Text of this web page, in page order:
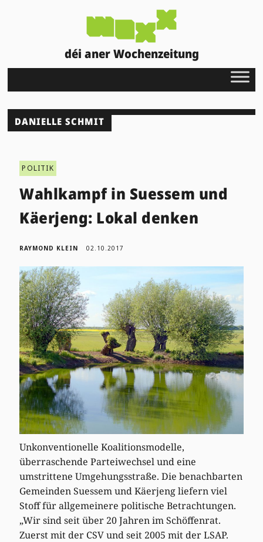
déi aner Wochenzeitung
DANIELLE SCHMIT
POLITIK
Wahlkampf in Suessem und
Käerjeng: Lokal denken
RAYMOND KLEIN 02.10.2017
Unkonventionelle Koalitionsmodelle,
überraschende Parteiwechsel und eine
umstrittene Umgehungsstraße. Die benachbarten
Gemeinden Suessem und Käerjeng liefern viel
Stoff für allgemeinere politische Betrachtungen.
„Wir sind seit über 20 Jahren im Schöffenrat.
Zuerst mit der CSV und seit 2005 mit der LSAP.